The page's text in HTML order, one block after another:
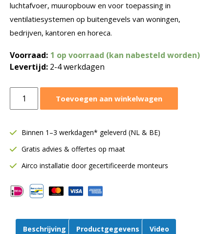
luchtafvoer, muuropbouw en voor toepassing in
ventilatiesystemen op buitengevels van woningen,
bedrijven, kantoren en horeca.
Voorraad: 1 op voorraad (kan nabesteld worden)
Levertijd: 2-4 werkdagen
mm
Overdruk
|
aantal
Toevoegen aan winkelwagen
Binnen 1–3 werkdagen* geleverd (NL & BE)
Gratis advies & offertes op maat
Airco installatie door gecertificeerde monteurs
Beschrijving Productgegevens Video